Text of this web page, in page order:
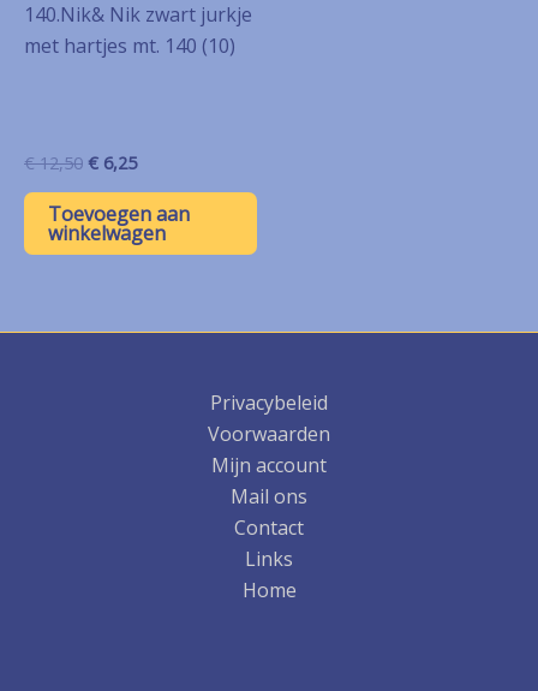
140.Nik& Nik zwart jurkje
met hartjes mt. 140 (10)
€12,50 Oorspronkelijke
was:
€ 12,50.
€ 6,25Huidige
is:
€ 6,25.
Toevoegen aan
winkelwagen
Privacybeleid
Voorwaarden
Mijn account
Mail ons
Contact
Links
Home